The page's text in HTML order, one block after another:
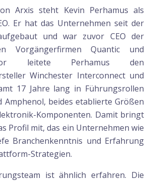
Arxis steht Kevin Perhamus als
Er hat das Unternehmen seit der
und war zuvor CEO der
Vorgängerfirmen Quantic und
leitete Perhamus den
Winchester Interconnect und
17 Jahre lang in Führungsrollen
Amphenol, beides etablierte Größen
Komponenten. Damit bringt
Profil mit, das ein Unternehmen wie
Branchenkenntnis und Erfahrung
Strategien.
ist ähnlich erfahren. Die